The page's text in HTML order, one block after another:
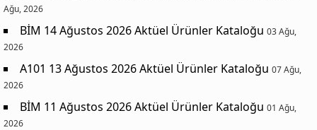
Ağu, 2026
BİM 14 Ağustos 2026 Aktüel Ürünler Kataloğu 03 Ağu,
2026
A101 13 Ağustos 2026 Aktüel Ürünler Kataloğu 07 Ağu,
2026
BİM 11 Ağustos 2026 Aktüel Ürünler Kataloğu 01 Ağu,
2026